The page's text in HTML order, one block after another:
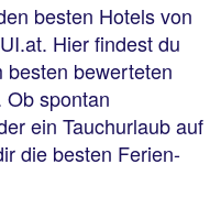
besten Hotels von
Hier findest du
besten bewerteten
Ob spontan
ein Tauchurlaub auf
die besten Ferien-